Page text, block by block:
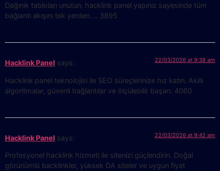
Dağınık tabloları unutun. hacklink panel yapınız sayesinde tüm
bağlantı akışını tek yerden … 3895
Hacklink Panel says: 22/03/2026 at 9:38 am
Hacklink panel teknolojisi ile SEO süreçlerinize hız katın. Akıllı
algoritmalar, güvenli bağlantılar ve ölçülebilir başarı. 4060
Hacklink Panel says: 22/03/2026 at 9:42 am
Profesyonel hacklink hizmeti ile sitenizi güçlendirin. Doğal
görünümlü backlinkler, yüksek DA siteler ve uygun fiyat